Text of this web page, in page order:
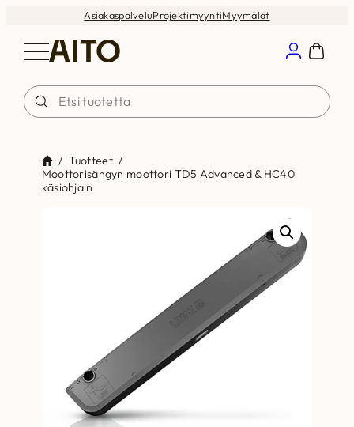
AsiakaspalveluProjektimyyntiMyymälät
/ Tuotteet /
Moottorisängyn moottori TD5 Advanced & HC40
käsiohjain